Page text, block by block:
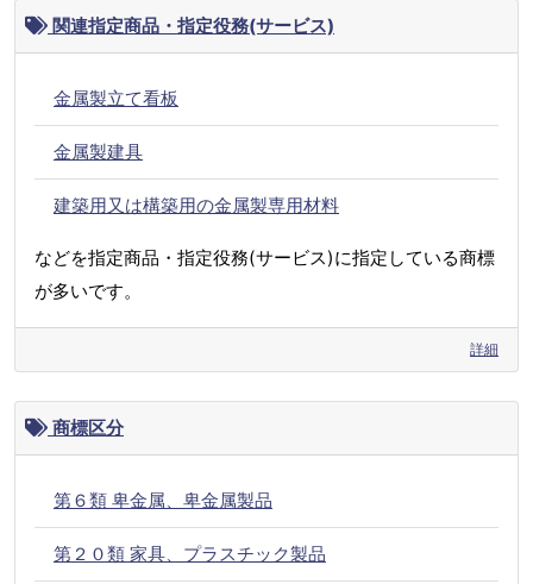
関連指定商品・指定役務(サービス)
金属製立て看板
金属製建具
建築用又は構築用の金属製専用材料
などを指定商品・指定役務(サービス)に指定している商標
が多いです。
詳細
商標区分
第６類 卑金属、卑金属製品
第２０類 家具、プラスチック製品